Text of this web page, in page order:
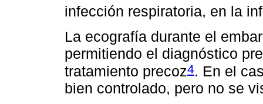
infección respiratoria, en la
La ecografía durante el
permitiendo el diagnóstico
tratamiento precoz4. En el
bien controlado, pero no se